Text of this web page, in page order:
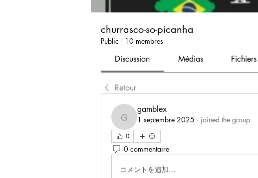
churrasco-so-picanha
Public · 10 membres
Discussion Médias Fichiers
Retour
gamblex
gamblex
1 septembre 2025 · joined the group.
0
0 commentaire
コメントを追加…